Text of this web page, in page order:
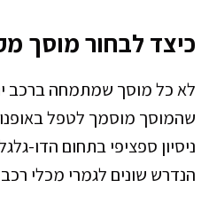
כיצד לבחור מוסך
לא כל מוסך שמתמחה ברכב
שהמוסך מוסמך לטפל
ניסיון ספציפי בתחום הדו-
הנדרש שונים לגמרי מכלי רכב